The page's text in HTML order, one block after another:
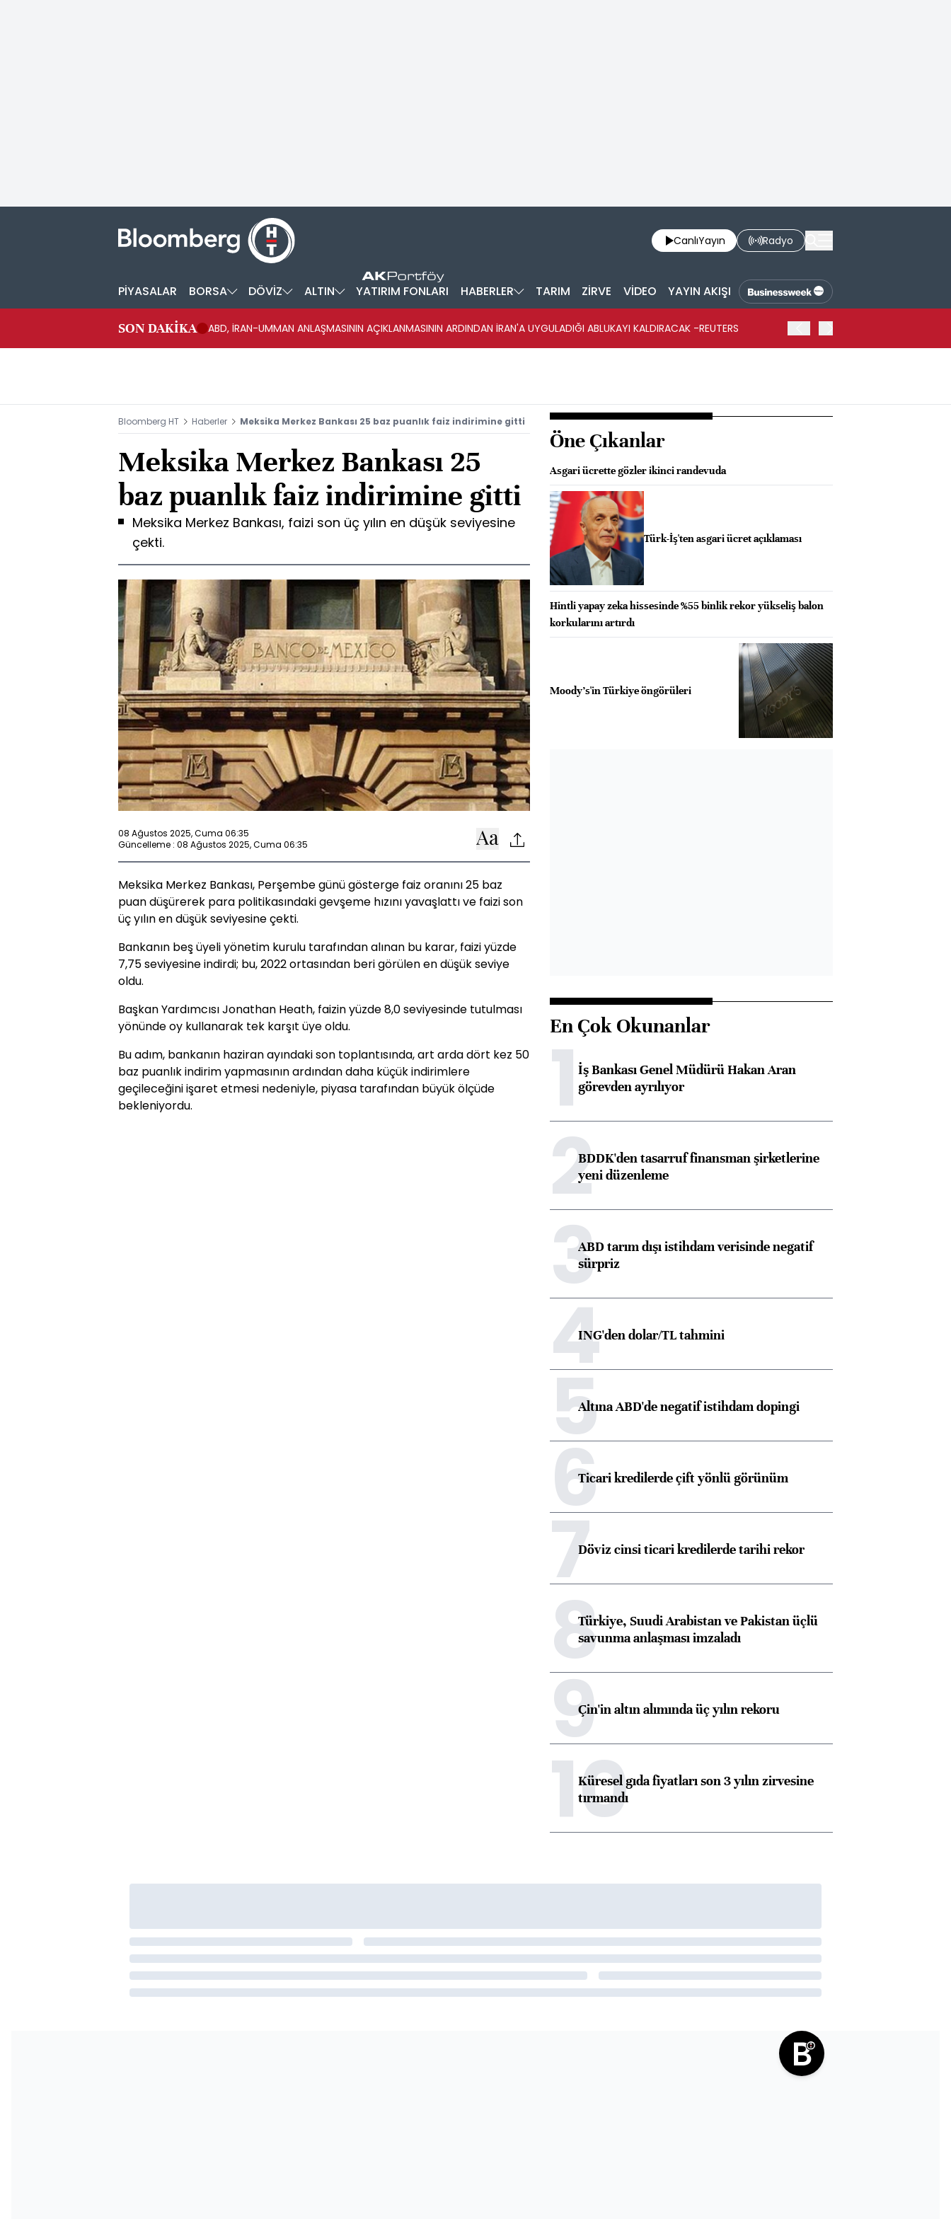
CanlıYayın Radyo
PİYASALAR BORSA DÖVİZ ALTIN YATIRIM FONLARI HABERLER TARIM ZİRVE VİDEO YAYIN AKIŞI
SON DAKİKA ABD, İRAN-UMMAN ANLAŞMASININ AÇIKLANMASININ ARDINDAN İRAN'A UYGULADIĞI ABLUKAYI KALDIRACAK -REUTERS
Bloomberg HT Haberler Meksika Merkez Bankası 25 baz puanlık faiz indirimine gitti
Meksika Merkez Bankası 25
baz puanlık faiz indirimine gitti
Meksika Merkez Bankası, faizi son üç yılın en düşük seviyesine
çekti.
08 Ağustos 2025, Cuma 06:35
Güncelleme : 08 Ağustos 2025, Cuma 06:35
Meksika Merkez Bankası, Perşembe günü gösterge faiz oranını 25 baz
puan düşürerek para politikasındaki gevşeme hızını yavaşlattı ve faizi son
üç yılın en düşük seviyesine çekti.
Bankanın beş üyeli yönetim kurulu tarafından alınan bu karar, faizi yüzde
7,75 seviyesine indirdi; bu, 2022 ortasından beri görülen en düşük seviye
oldu.
Başkan Yardımcısı Jonathan Heath, faizin yüzde 8,0 seviyesinde tutulması
yönünde oy kullanarak tek karşıt üye oldu.
Bu adım, bankanın haziran ayındaki son toplantısında, art arda dört kez 50
baz puanlık indirim yapmasının ardından daha küçük indirimlere
geçileceğini işaret etmesi nedeniyle, piyasa tarafından büyük ölçüde
bekleniyordu.
Öne Çıkanlar
Asgari ücrette gözler ikinci randevuda
Türk-İş'ten asgari ücret açıklaması
Hintli yapay zeka hissesinde %55 binlik rekor yükseliş balon
korkularını artırdı
Moody's'in Türkiye öngörüleri
En Çok Okunanlar
1İş Bankası Genel Müdürü Hakan Aran
görevden ayrılıyor
2BDDK'den tasarruf finansman şirketlerine
yeni düzenleme
3ABD tarım dışı istihdam verisinde negatif
sürpriz
4ING'den dolar/TL tahmini
5Altına ABD'de negatif istihdam dopingi
6Ticari kredilerde çift yönlü görünüm
7Döviz cinsi ticari kredilerde tarihi rekor
8Türkiye, Suudi Arabistan ve Pakistan üçlü
savunma anlaşması imzaladı
9Çin'in altın alımında üç yılın rekoru
10
Küresel gıda fiyatları son 3 yılın zirvesine
tırmandı